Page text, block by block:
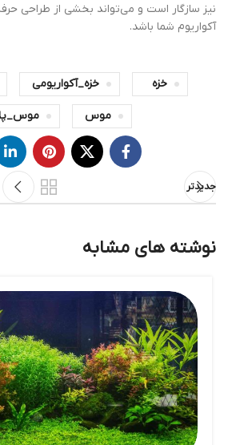
نیز سازگار است و می‌تواند بخشی از طراحی
آکواریوم شما باشد.
خزه خزه_آکواریومی
موس
جدیدتر
نوشته های مشابه